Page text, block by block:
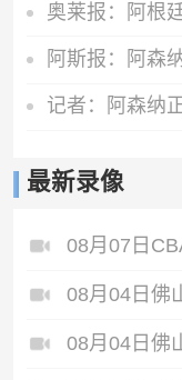
最新录像